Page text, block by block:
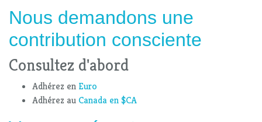
Nous demandons une
contribution consciente
Consultez d'abord
Adhérez en Euro
Adhérez au Canada en $CA